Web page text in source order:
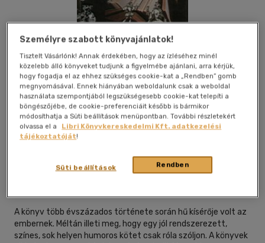
Kívánságlistához adom Megosztom
Minerva Nova Kft. (it Stúdió Kft. U|2003|magyar nyelvű
A könyv több évszázados története során hű kísérője volt az
embernek. Méltán illeti meg, hogy egy jól rendszerezett,
színes, sok helyen humoros kötet csak róla szóljon. A könyvek
Személyre szabott könyvajánlatok!
Tisztelt Vásárlónk! Annak érdekében, hogy az ízléséhez minél
közelebb álló könyveket tudjunk a figyelmébe ajánlani, arra kérjük,
hogy fogadja el az ehhez szükséges cookie-kat a „Rendben” gomb
megnyomásával. Ennek hiányában weboldalunk csak a weboldal
használata szempontjából legszükségesebb cookie-kat telepíti a
böngészőjébe, de cookie-preferenciáit később is bármikor
módosíthatja a Süti beállítások menüpontban. További részletekért
olvassa el a
Libri Könyvkereskedelmi Kft. adatkezelési
tájékoztatóját!
Rendben
Süti beállítások